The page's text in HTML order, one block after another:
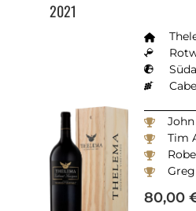
2021
Tim
80,00